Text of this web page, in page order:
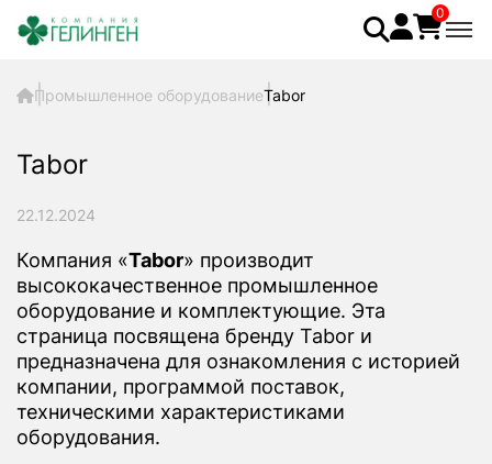
0
Промышленное оборудованиеTabor
Tabor
22.12.2024
Компания «Tabor» производит
высококачественное промышленное
оборудование и комплектующие. Эта
страница посвящена бренду Tabor и
предназначена для ознакомления с историей
компании, программой поставок,
техническими характеристиками
оборудования.